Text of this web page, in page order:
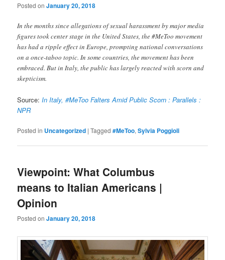
Posted onJanuary 20, 2018
In the months since allegations of sexual harassment by major media
figures took center stage in the United States, the #MeToo movement
has had a ripple effect in Europe, prompting national conversations
on a once-taboo topic. In some countries, the movement has been
embraced. But in Italy, the public has largely reacted with scorn and
skepticism.
Source: In Italy, #MeToo Falters Amid Public Scorn : Parallels :
NPR
Posted in Uncategorized |Tagged #MeToo,Sylvia Poggioli
Viewpoint: What Columbus
means to Italian Americans |
Opinion
Posted onJanuary 20, 2018